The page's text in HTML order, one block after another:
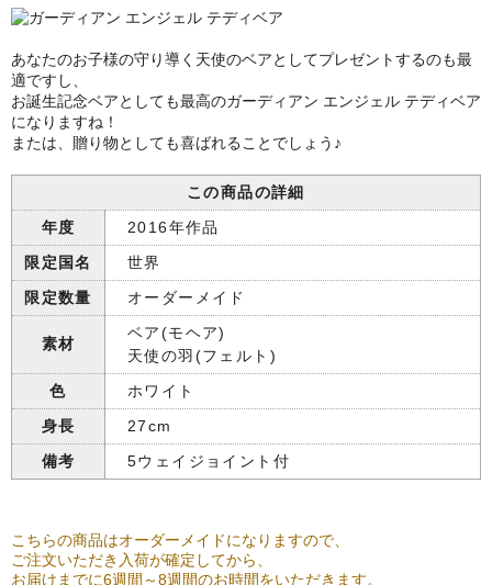
あなたのお子様の守り導く天使のベアとしてプレゼントするのも最
適ですし、
お誕生記念ベアとしても最高のガーディアン エンジェル テディベア
になりますね！
または、贈り物としても喜ばれることでしょう♪
この商品の詳細
年度
2016年作品
限定国名
世界
限定数量
オーダーメイド
素材
ベア(モヘア)
天使の羽(フェルト)
色
ホワイト
身長
27cm
備考
5ウェイジョイント付
こちらの商品はオーダーメイドになりますので、
ご注文いただき入荷が確定してから、
お届けまでに6週間～8週間のお時間をいただきます。